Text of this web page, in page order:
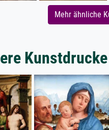
Mehr ähnliche